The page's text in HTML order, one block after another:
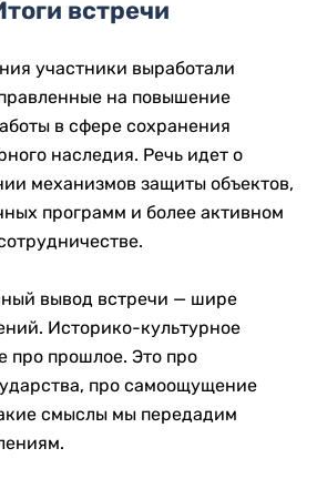
встречи
участники выработали
на повышение
в сфере сохранения
наследия. Речь идет о
механизмов защиты объектов,
программ и более активном
вывод встречи — шире
Историко-культурное
про прошлое. Это про
про самоощущение
смыслы мы передадим